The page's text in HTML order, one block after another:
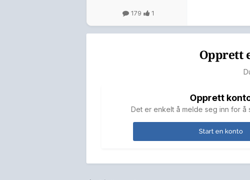
179 1
Opprett
Opprett
Det er enkelt å melde seg inn for å
Start en konto